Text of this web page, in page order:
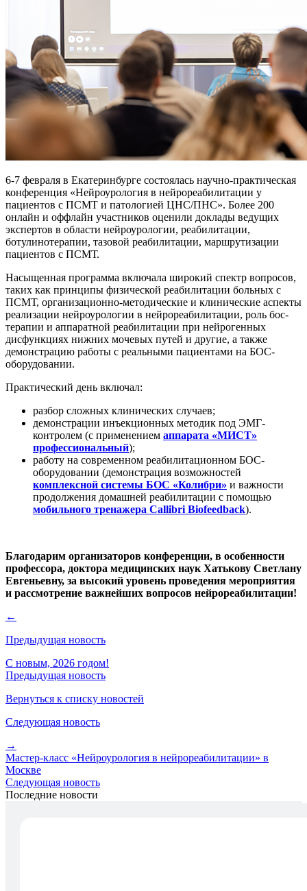
6-7 февраля в Екатеринбурге состоялась научно-практическая
конференция «Нейроурология в нейрореабилитации у
пациентов с ПСМТ и патологией ЦНС/ПНС». Более 200
онлайн и оффлайн участников оценили доклады ведущих
экспертов в области нейроурологии, реабилитации,
ботулинотерапии, тазовой реабилитации, маршрутизации
пациентов с ПСМТ.
Насыщенная программа включала широкий спектр вопросов,
таких как принципы физической реабилитации больных с
ПСМТ, организационно-методические и клинические аспекты
реализации нейроурологии в нейрореабилитации, роль бос-
терапии и аппаратной реабилитации при нейрогенных
дисфункциях нижних мочевых путей и другие, а также
демонстрацию работы с реальными пациентами на БОС-
оборудовании.
Практический день включал:
разбор сложных клинических случаев;
демонстрации инъекционных методик под ЭМГ-
контролем (с применением аппарата «МИСТ»
профессиональный);
работу на современном реабилитационном БОС-
оборудовании (демонстрация возможностей
комплексной системы БОС «Колибри» и важности
продолжения домашней реабилитации с помощью
мобильного тренажера Callibri Biofeedback).
Благодарим организаторов конференции, в особенности
профессора, доктора медицинских наук Хатькову Светлану
Евгеньевну, за высокий уровень проведения мероприятия
и рассмотрение важнейших вопросов нейрореабилитации!
←
Предыдущая новость
С новым, 2026 годом!
Предыдущая новость
Вернуться к списку новостей
Следующая новость
→
Мастер-класс «Нейроурология в нейрореабилитации» в
Москве
Следующая новость
Последние новости